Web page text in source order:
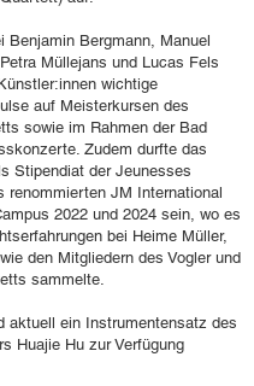
Benjamin Bergmann, Manuel
Müllejans und Lucas Fels
wichtige
auf Meisterkursen des
sowie im Rahmen der Bad
Zudem durfte das
Stipendiat der Jeunesses
renommierten JM International
2022 und 2024 sein, wo es
bei Heime Müller,
den Mitgliedern des Vogler und
sammelte.
aktuell ein Instrumentensatz des
Huajie Hu zur Verfügung